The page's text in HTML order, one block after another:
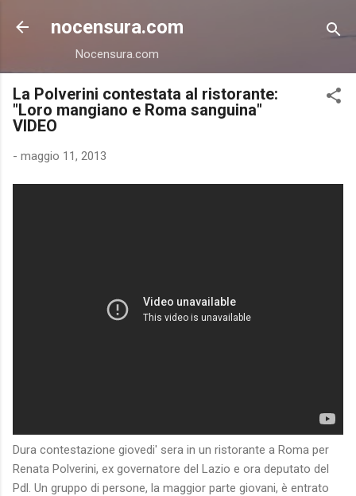
Passa ai contenuti principali
nocensura.com
Nocensura.com
La Polverini contestata al ristorante:
"Loro mangiano e Roma sanguina"
VIDEO
- maggio 11, 2013
Dura contestazione giovedi' sera in un ristorante a Roma per
Renata Polverini, ex governatore del Lazio e ora deputato del
Pdl. Un gruppo di persone, la maggior parte giovani, è entrato